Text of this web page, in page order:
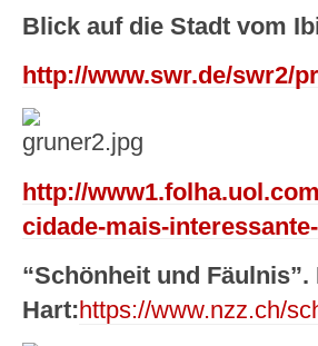
Blick auf die Stadt vom
http://www.swr.de/swr2/
http://
cidade-mais-
“Schönheit und
Hart:https://www.nzz.ch/